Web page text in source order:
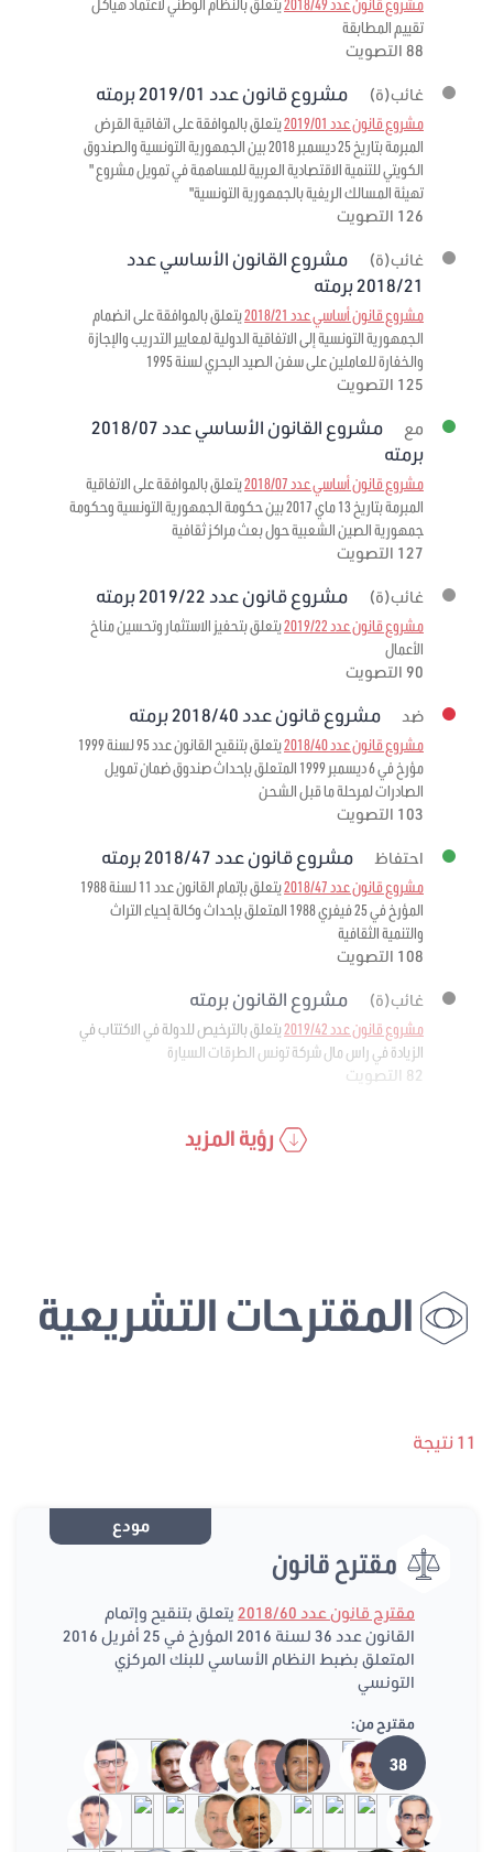
مشروع قانون عدد 2018/49
يتعلق بالنظام الوطني لاعتماد هياكل
تقييم المطابقة
88 التصويت
غائب(ة) مشروع قانون عدد 2019/01 برمته
مشروع قانون عدد 2019/01
يتعلق بالموافقة على اتفاقية القرض
المبرمة بتاريخ 25 ديسمبر 2018 بين الجمهورية التونسية والصندوق
الكويتي للتنمية الاقتصادية العربية للمساهمة في تمويل مشروع "
تهيئة المسالك الريفية بالجمهورية التونسية"
126 التصويت
غائب(ة)
مشروع القانون الأساسي عدد
2018/21 برمته
مشروع قانون أساسي عدد 2018/21
يتعلق بالموافقة على انضمام
الجمهورية التونسية إلى الاتفاقية الدولية لمعايير التدريب والإجازة
والخفارة للعاملين على سفن الصيد البحري لسنة 1995
125 التصويت
مع
مشروع القانون الأساسي عدد 2018/07
برمته
مشروع قانون أساسي عدد 2018/07
يتعلق بالموافقة على الاتفاقية
المبرمة بتاريخ 13 ماي 2017 بين حكومة الجمهورية التونسية وحكومة
جمهورية الصين الشعبية حول بعث مراكز ثقافية
127 التصويت
غائب(ة) مشروع قانون عدد 2019/22 برمته
مشروع قانون عدد 2019/22
يتعلق بتحفيز الاستثمار وتحسين مناخ
الأعمال
90 التصويت
ضد مشروع قانون عدد 2018/40 برمته
مشروع قانون عدد 2018/40
يتعلق بتنقيح القانون عدد 95 لسنة 1999
مؤرخ في 6 ديسمبر 1999 المتعلق بإحداث صندوق ضمان تمويل
الصادرات لمرحلة ما قبل الشحن
103 التصويت
احتفاظ مشروع قانون عدد 2018/47 برمته
مشروع قانون عدد 2018/47
يتعلق بإتمام القانون عدد 11 لسنة 1988
المؤرخ في 25 فيفري 1988 المتعلق بإحداث وكالة إحياء التراث
والتنمية الثقافية
108 التصويت
غائب(ة) مشروع القانون برمته
مشروع قانون عدد 2019/42
يتعلق بالترخيص للدولة في الاكتتاب في
الزيادة في راس مال شركة تونس الطرقات السيارة
82 التصويت
رؤية المزيد
المقترحات التشريعية
11 نتيجة
مودع
مقترح قانون
مقترح قانون عدد 2018/60
يتعلق بتنقيح وإتمام
القانون عدد 36 لسنة 2016 المؤرخ في 25 أفريل 2016
المتعلق بضبط النظام الأساسي للبنك المركزي
التونسي
مقترح من:
38